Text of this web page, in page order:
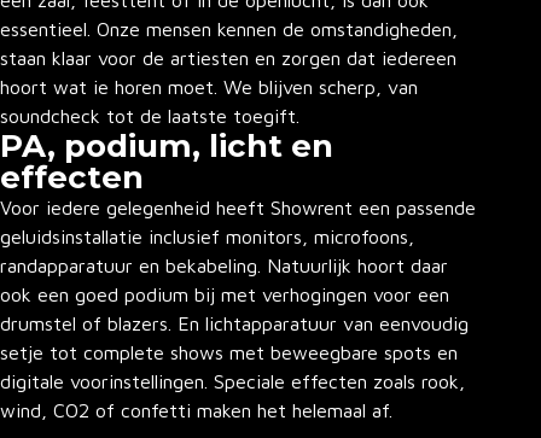
essentieel. Onze mensen kennen de omstandigheden,
staan klaar voor de artiesten en zorgen dat iedereen
hoort wat ie horen moet. We blijven scherp, van
soundcheck tot de laatste toegift.
PA, podium, licht en
effecten
Voor iedere gelegenheid heeft Showrent een passende
geluidsinstallatie inclusief monitors, microfoons,
randapparatuur en bekabeling. Natuurlijk hoort daar
ook een goed podium bij met verhogingen voor een
drumstel of blazers. En lichtapparatuur van eenvoudig
setje tot complete shows met beweegbare spots en
digitale voorinstellingen. Speciale effecten zoals rook,
wind, CO2 of confetti maken het helemaal af.